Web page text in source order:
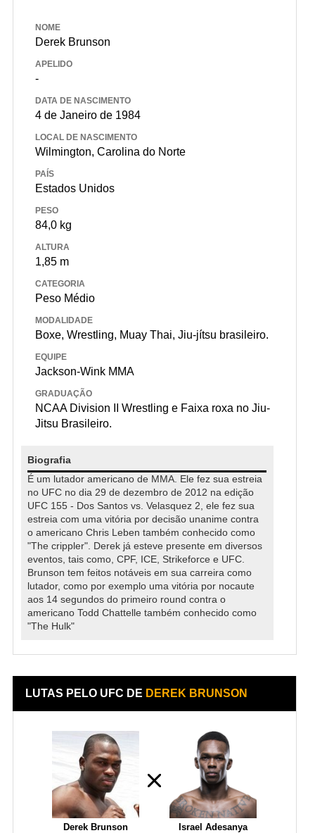
NOME
Derek Brunson
APELIDO
-
DATA DE NASCIMENTO
4 de Janeiro de 1984
LOCAL DE NASCIMENTO
Wilmington, Carolina do Norte
PAÍS
Estados Unidos
PESO
84,0 kg
ALTURA
1,85 m
CATEGORIA
Peso Médio
MODALIDADE
Boxe, Wrestling, Muay Thai, Jiu-jítsu brasileiro.
EQUIPE
Jackson-Wink MMA
GRADUAÇÃO
NCAA Division II Wrestling e Faixa roxa no Jiu-
Jitsu Brasileiro.
Biografia
É um lutador americano de MMA. Ele fez sua estreia
no UFC no dia 29 de dezembro de 2012 na edição
UFC 155 - Dos Santos vs. Velasquez 2, ele fez sua
estreia com uma vitória por decisão unanime contra
o americano Chris Leben também conhecido como
"The crippler". Derek já esteve presente em diversos
eventos, tais como, CPF, ICE, Strikeforce e UFC.
Brunson tem feitos notáveis em sua carreira como
lutador, como por exemplo uma vitória por nocaute
aos 14 segundos do primeiro round contra o
americano Todd Chattelle também conhecido como
"The Hulk"
LUTAS PELO UFC DE DEREK BRUNSON
Derek Brunson Israel Adesanya